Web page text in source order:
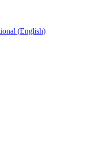
(English)